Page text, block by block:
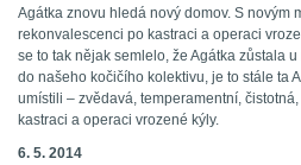
Agátka znovu hledá nový domov. S novým
rekonvalescenci po kastraci a operaci
se to tak nějak semlelo, že Agátka zůstala
do našeho kočičího kolektivu, je to stále ta
umístili – zvědavá, temperamentní,
kastraci a operaci vrozené kýly.
6. 5. 2014